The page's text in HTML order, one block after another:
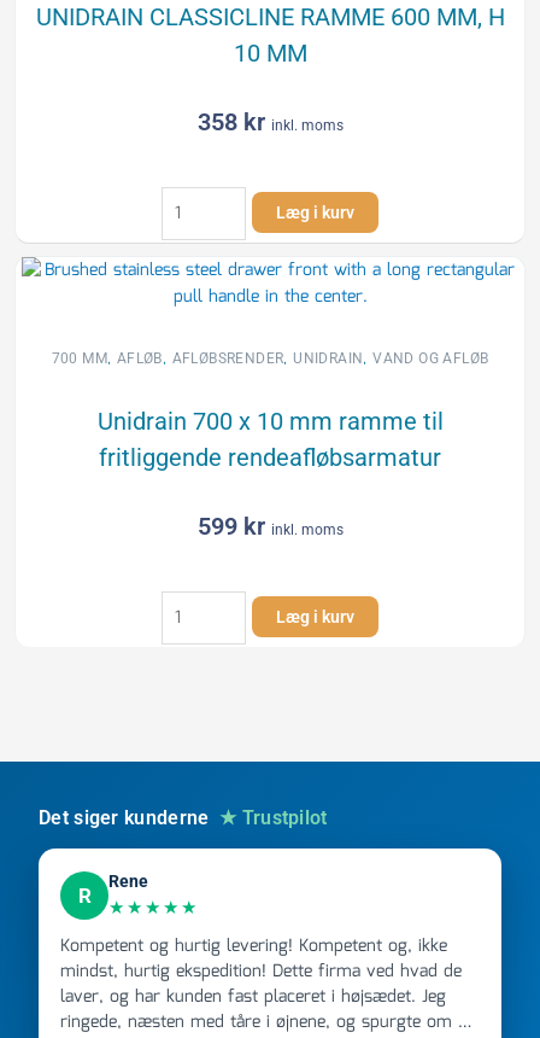
UNIDRAIN CLASSICLINE RAMME 600 MM, H
10 MM
358 kr inkl. moms
UNIDRAIN
CLASSICLINE
RAMME
600
MM,
10
antal
Læg i kurv
700 MM, AFLØB, AFLØBSRENDER, UNIDRAIN,VAND OG AFLØB
Unidrain 700 x 10 mm ramme til
fritliggende rendeafløbsarmatur
599 kr inkl. moms
Unidrain
700
x
til
rendeafløbsarmatur
Læg i kurv
Det siger kunderne ★ Trustpilot
R
Rene
★★★★★
Kompetent og hurtig levering! Kompetent og, ikke
mindst, hurtig ekspedition! Dette firma ved hvad de
laver, og har kunden fast placeret i højsædet. Jeg
ringede, næsten med tåre i øjnene, og spurgte om de